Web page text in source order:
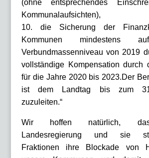
(ohne entsprechendes
Kommunalaufsichten),
10. die Sicherung der
Kommunen mindestens
Verbundmassenniveau von 2019
vollständige Kompensation durch
für die Jahre 2020 bis 2023.Der
ist dem Landtag bis zum
zuzuleiten.“
Wir hoffen natürlich,
Landesregierung und sie
Fraktionen ihre Blockade von